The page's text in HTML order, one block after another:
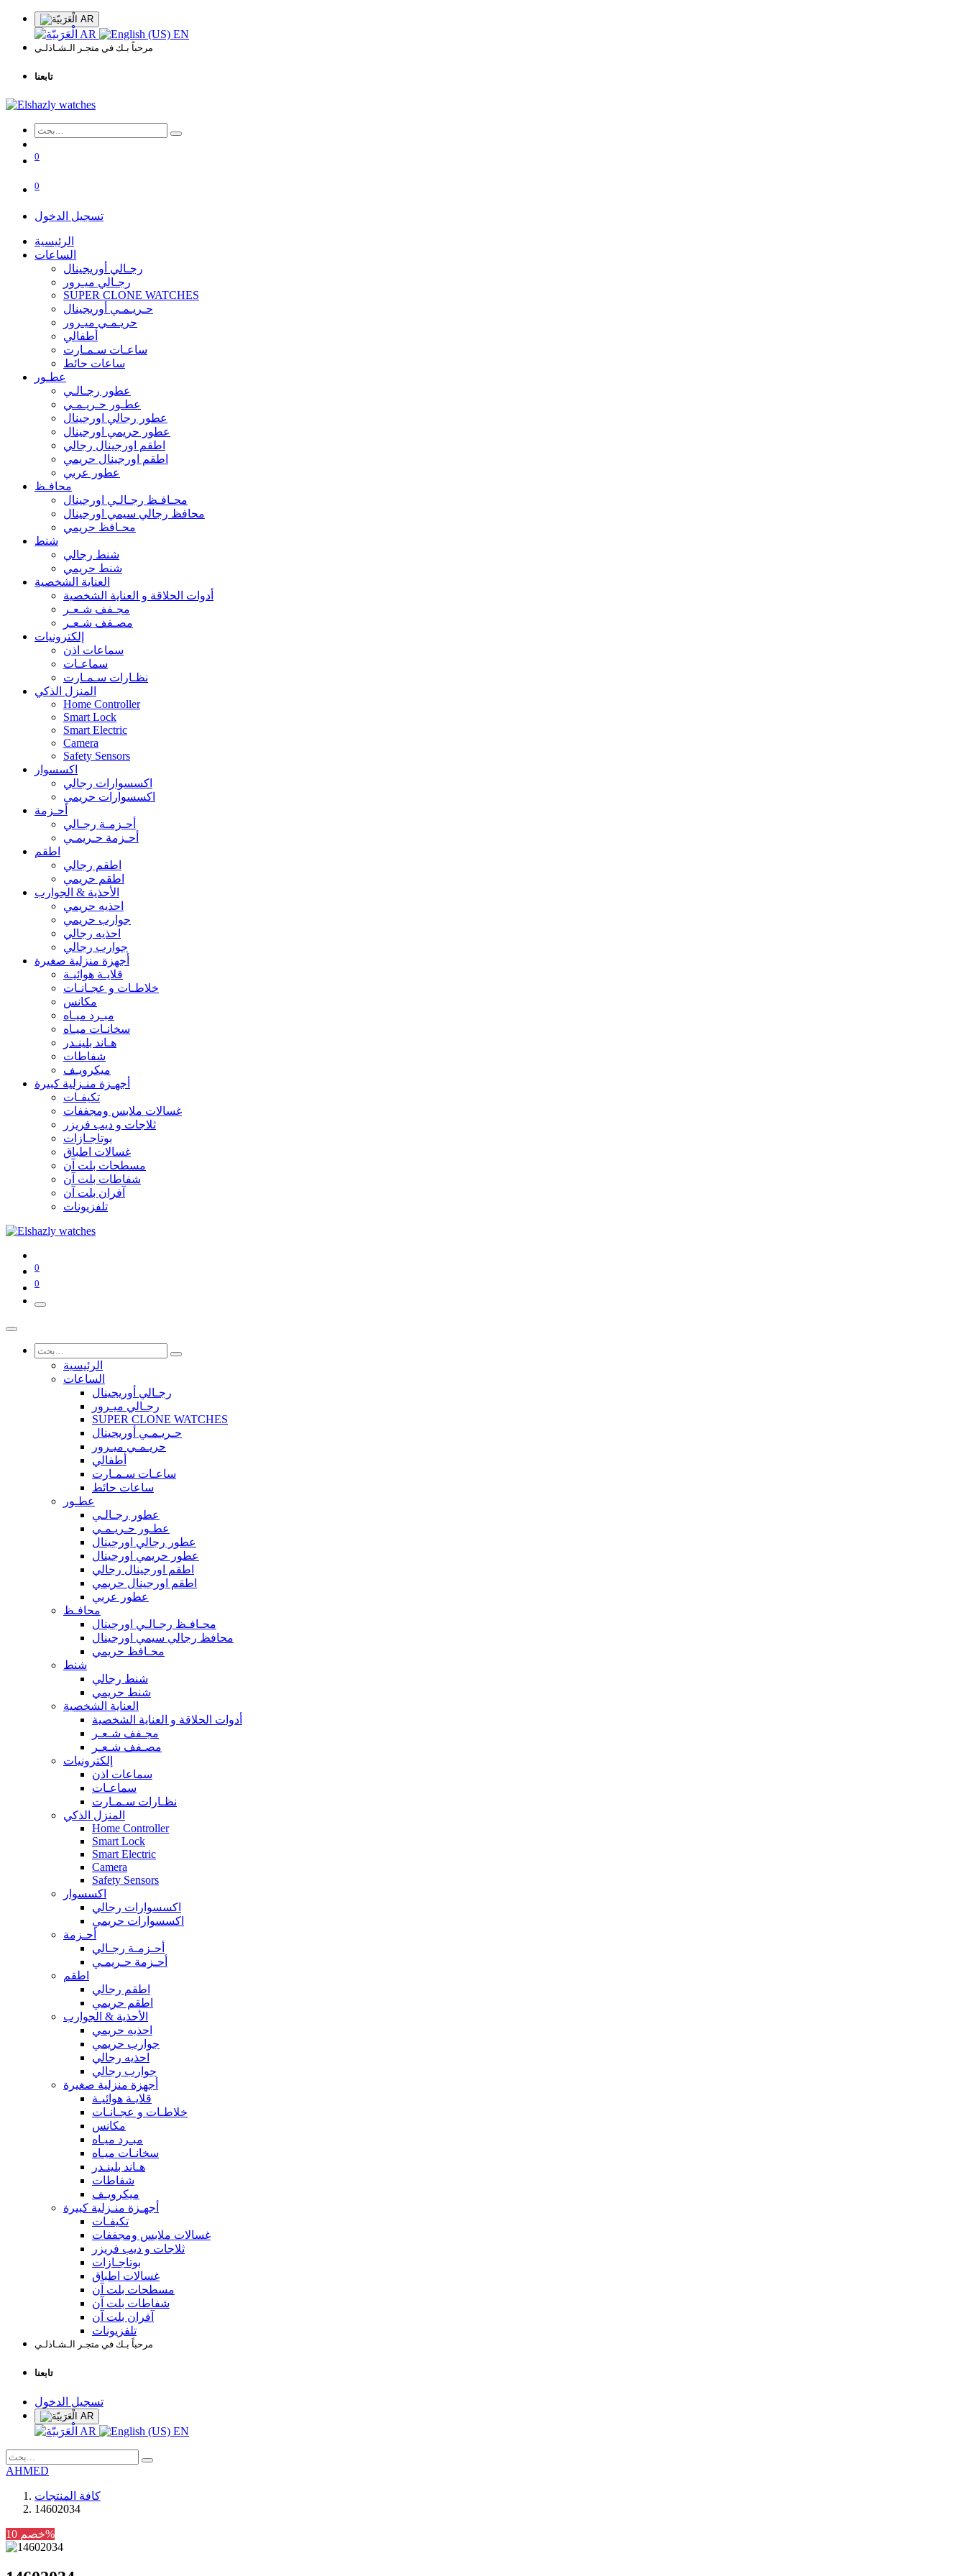
AR
AR EN
مرحباً بـك في متجـر الـشـاذلـي
تابعنا
0
0
تسجيل الدخول
الرئيسية
الساعات
رجـالي أوريجينال
رجـالي ميـرور
SUPER CLONE WATCHES
حـريـمـي أوريجينال
حريـمـي ميـرور
أطفالي
ساعـات سـمـارت
ساعات حائط
عطـور
عطور رجـالـي
عطـور حـريـمـي
عطور رجالي اورجينال
عطور حريمي اورجينال
اطقم اورجينال رجالي
اطقم اورجينال حريمي
عطور عربي
محافـظ
محـافـظ رجـالـي اورجينال
محافظ رجالي سيمي اورجينال
محـافظ حريمي
شنط
شنط رجالي
شنط حريمي
العناية الشخصية
أدوات الحلاقة و العناية الشخصية
مجـفف شـعـر
مصـفف شـعـر
إلكترونيات
سماعات اذن
سماعـات
نظـارات سـمـارت
المنزل الذكي
Home Controller
Smart Lock
Smart Electric
Camera
Safety Sensors
اكسسوار
اكسسوارات رجالي
اكسسوارات حريمي
أحـزمة
أحـزمـة رجـالي
أحـزمة حـريمـي
اطقم
اطقم رجالي
اطقم حريمي
الأحذية & الجوارب
احذيه حريمي
جوارب حريمي
احذيه رجالي
جوارب رجالي
أجهزة منزلية صغيرة
قلايـة هوائيـة
خلاطـات و عجـانـات
مكانس
مبـرد ميـاه
سخانـات ميـاه
هـاند بلينـدر
شفاطات
ميكرويـف
أجهـزة منـزلية كبيرة
تكيفـات
غسالات ملابس ومجففات
ثلاجات و ديب فريزر
بوتاجـازات
غسالات اطباق
مسطحات بلت آن
شفاطات بلت آن
آفران بلت آن
تلفزيونات
0
0
الرئيسية
الساعات
رجـالي أوريجينال
رجـالي ميـرور
SUPER CLONE WATCHES
حـريـمـي أوريجينال
حريـمـي ميـرور
أطفالي
ساعـات سـمـارت
ساعات حائط
عطـور
عطور رجـالـي
عطـور حـريـمـي
عطور رجالي اورجينال
عطور حريمي اورجينال
اطقم اورجينال رجالي
اطقم اورجينال حريمي
عطور عربي
محافـظ
محـافـظ رجـالـي اورجينال
محافظ رجالي سيمي اورجينال
محـافظ حريمي
شنط
شنط رجالي
شنط حريمي
العناية الشخصية
أدوات الحلاقة و العناية الشخصية
مجـفف شـعـر
مصـفف شـعـر
إلكترونيات
سماعات اذن
سماعـات
نظـارات سـمـارت
المنزل الذكي
Home Controller
Smart Lock
Smart Electric
Camera
Safety Sensors
اكسسوار
اكسسوارات رجالي
اكسسوارات حريمي
أحـزمة
أحـزمـة رجـالي
أحـزمة حـريمـي
اطقم
اطقم رجالي
اطقم حريمي
الأحذية & الجوارب
احذيه حريمي
جوارب حريمي
احذيه رجالي
جوارب رجالي
أجهزة منزلية صغيرة
قلايـة هوائيـة
خلاطـات و عجـانـات
مكانس
مبـرد ميـاه
سخانـات ميـاه
هـاند بلينـدر
شفاطات
ميكرويـف
أجهـزة منـزلية كبيرة
تكيفـات
غسالات ملابس ومجففات
ثلاجات و ديب فريزر
بوتاجـازات
غسالات اطباق
مسطحات بلت آن
شفاطات بلت آن
آفران بلت آن
تلفزيونات
مرحباً بـك في متجـر الـشـاذلـي
تابعنا
تسجيل الدخول
AR
AR EN
AHMED
كافة المنتجات
14602034
خصم 10%